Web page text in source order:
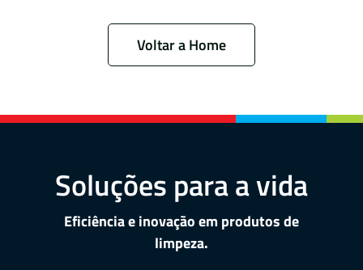
Voltar a Home
Soluções para a vida
Eficiência e inovação em produtos de
limpeza.